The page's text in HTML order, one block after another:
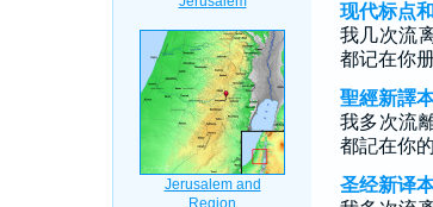
现代标点
我几次流
都记在你
聖經新譯
我多次流
都記在你
圣经新译